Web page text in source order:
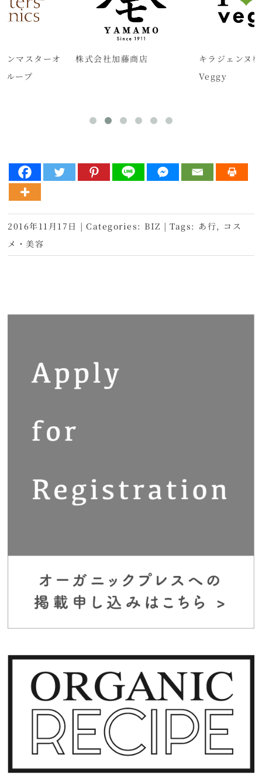
ンマスターオ
ループ
株式会社加藤商店
キラジェンヌ
Veggy
2016年11月17日 | Categories: BIZ | Tags: あ行, コス
メ・美容